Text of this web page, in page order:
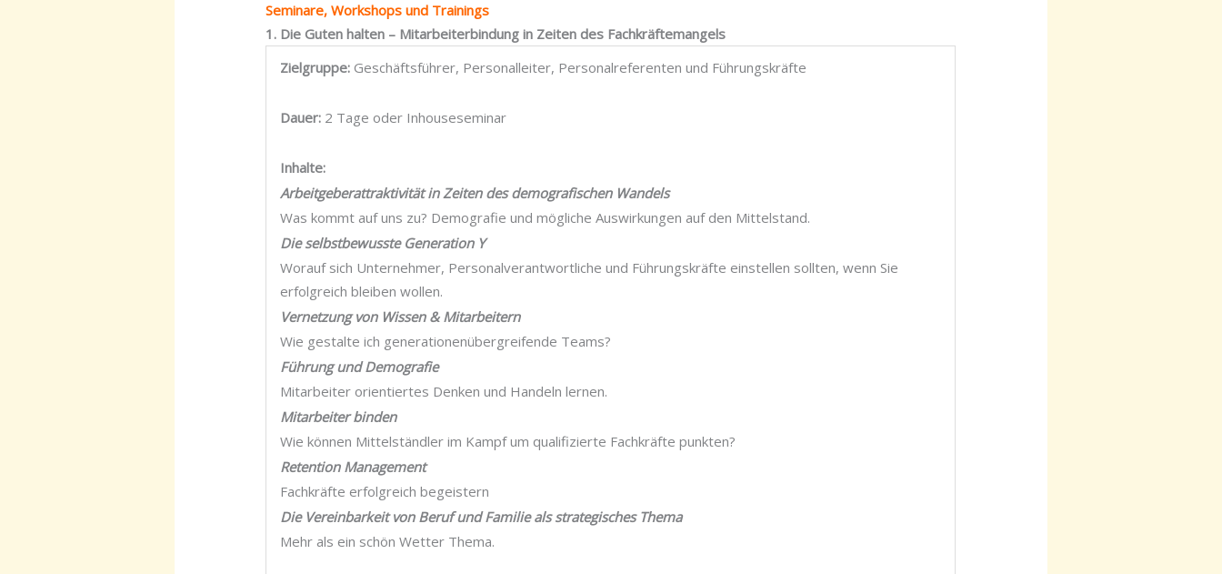
Seminare, Workshops und Trainings
1. Die Guten halten – Mitarbeiterbindung in Zeiten des Fachkräftemangels
Zielgruppe: Geschäftsführer, Personalleiter, Personalreferenten und Führungskräfte
Dauer: 2 Tage oder Inhouseseminar
Inhalte:
Arbeitgeberattraktivität in Zeiten des demografischen Wandels
Was kommt auf uns zu? Demografie und mögliche Auswirkungen auf den Mittelstand.
Die selbstbewusste Generation Y
Worauf sich Unternehmer, Personalverantwortliche und Führungskräfte einstellen sollten, wenn Sie
erfolgreich bleiben wollen.
Vernetzung von Wissen & Mitarbeitern
Wie gestalte ich generationenübergreifende Teams?
Führung und Demografie
Mitarbeiter orientiertes Denken und Handeln lernen.
Mitarbeiter binden
Wie können Mittelständler im Kampf um qualifizierte Fachkräfte punkten?
Retention Management
Fachkräfte erfolgreich begeistern
Die Vereinbarkeit von Beruf und Familie als strategisches Thema
Mehr als ein schön Wetter Thema.